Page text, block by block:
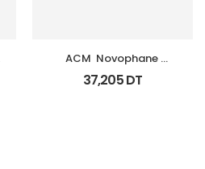
ACM  Novophane
Shampooing Sebo
Regulateur 200Ml
37,205DT